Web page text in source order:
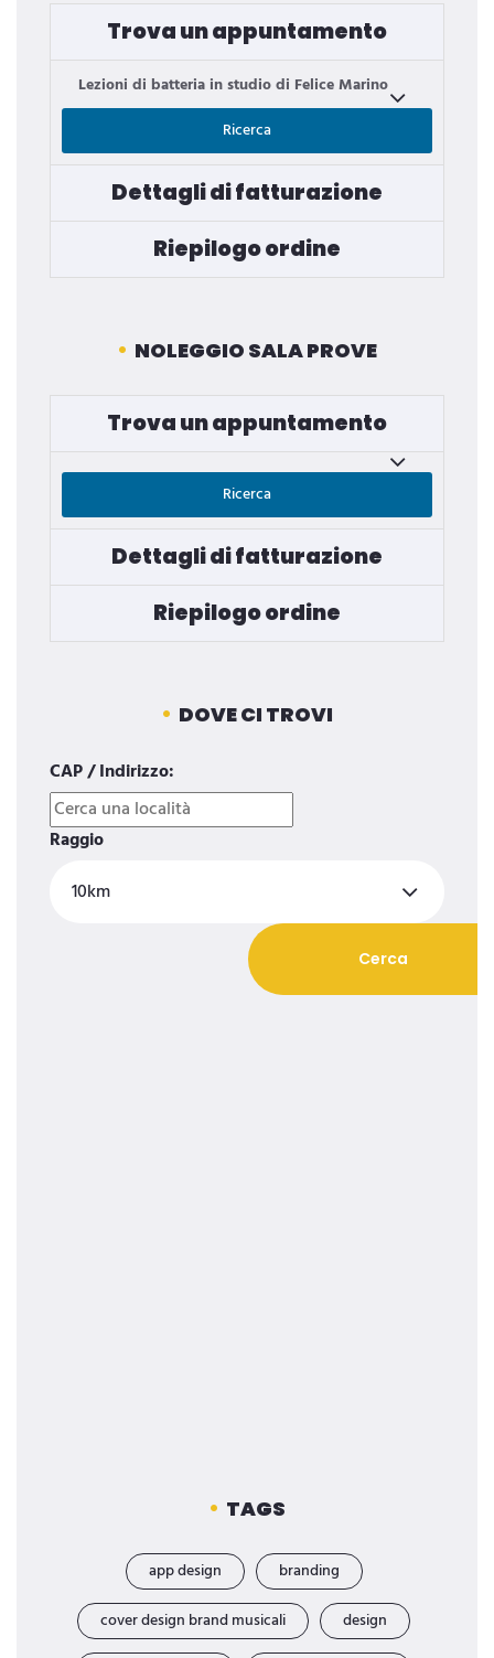
Trova un appuntamento
Lezioni di batteria in studio di Felice Marino
Ricerca
Dettagli di fatturazione
Riepilogo ordine
NOLEGGIO SALA PROVE
Trova un appuntamento
Ricerca
Dettagli di fatturazione
Riepilogo ordine
DOVE CI TROVI
CAP / Indirizzo:
Raggio
TAGS
app design
branding
cover design brand musicali
design